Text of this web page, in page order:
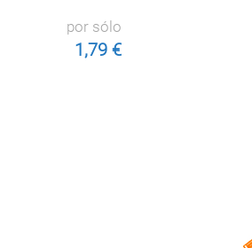
por sólo
1,79 €